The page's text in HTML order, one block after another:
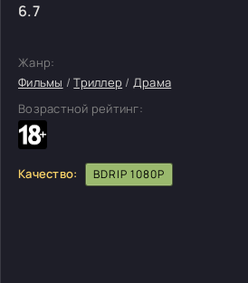
6.7
Жанр:
Фильмы /Триллер / Драма
Возрастной рейтинг:
Качество: BDRIP 1080P